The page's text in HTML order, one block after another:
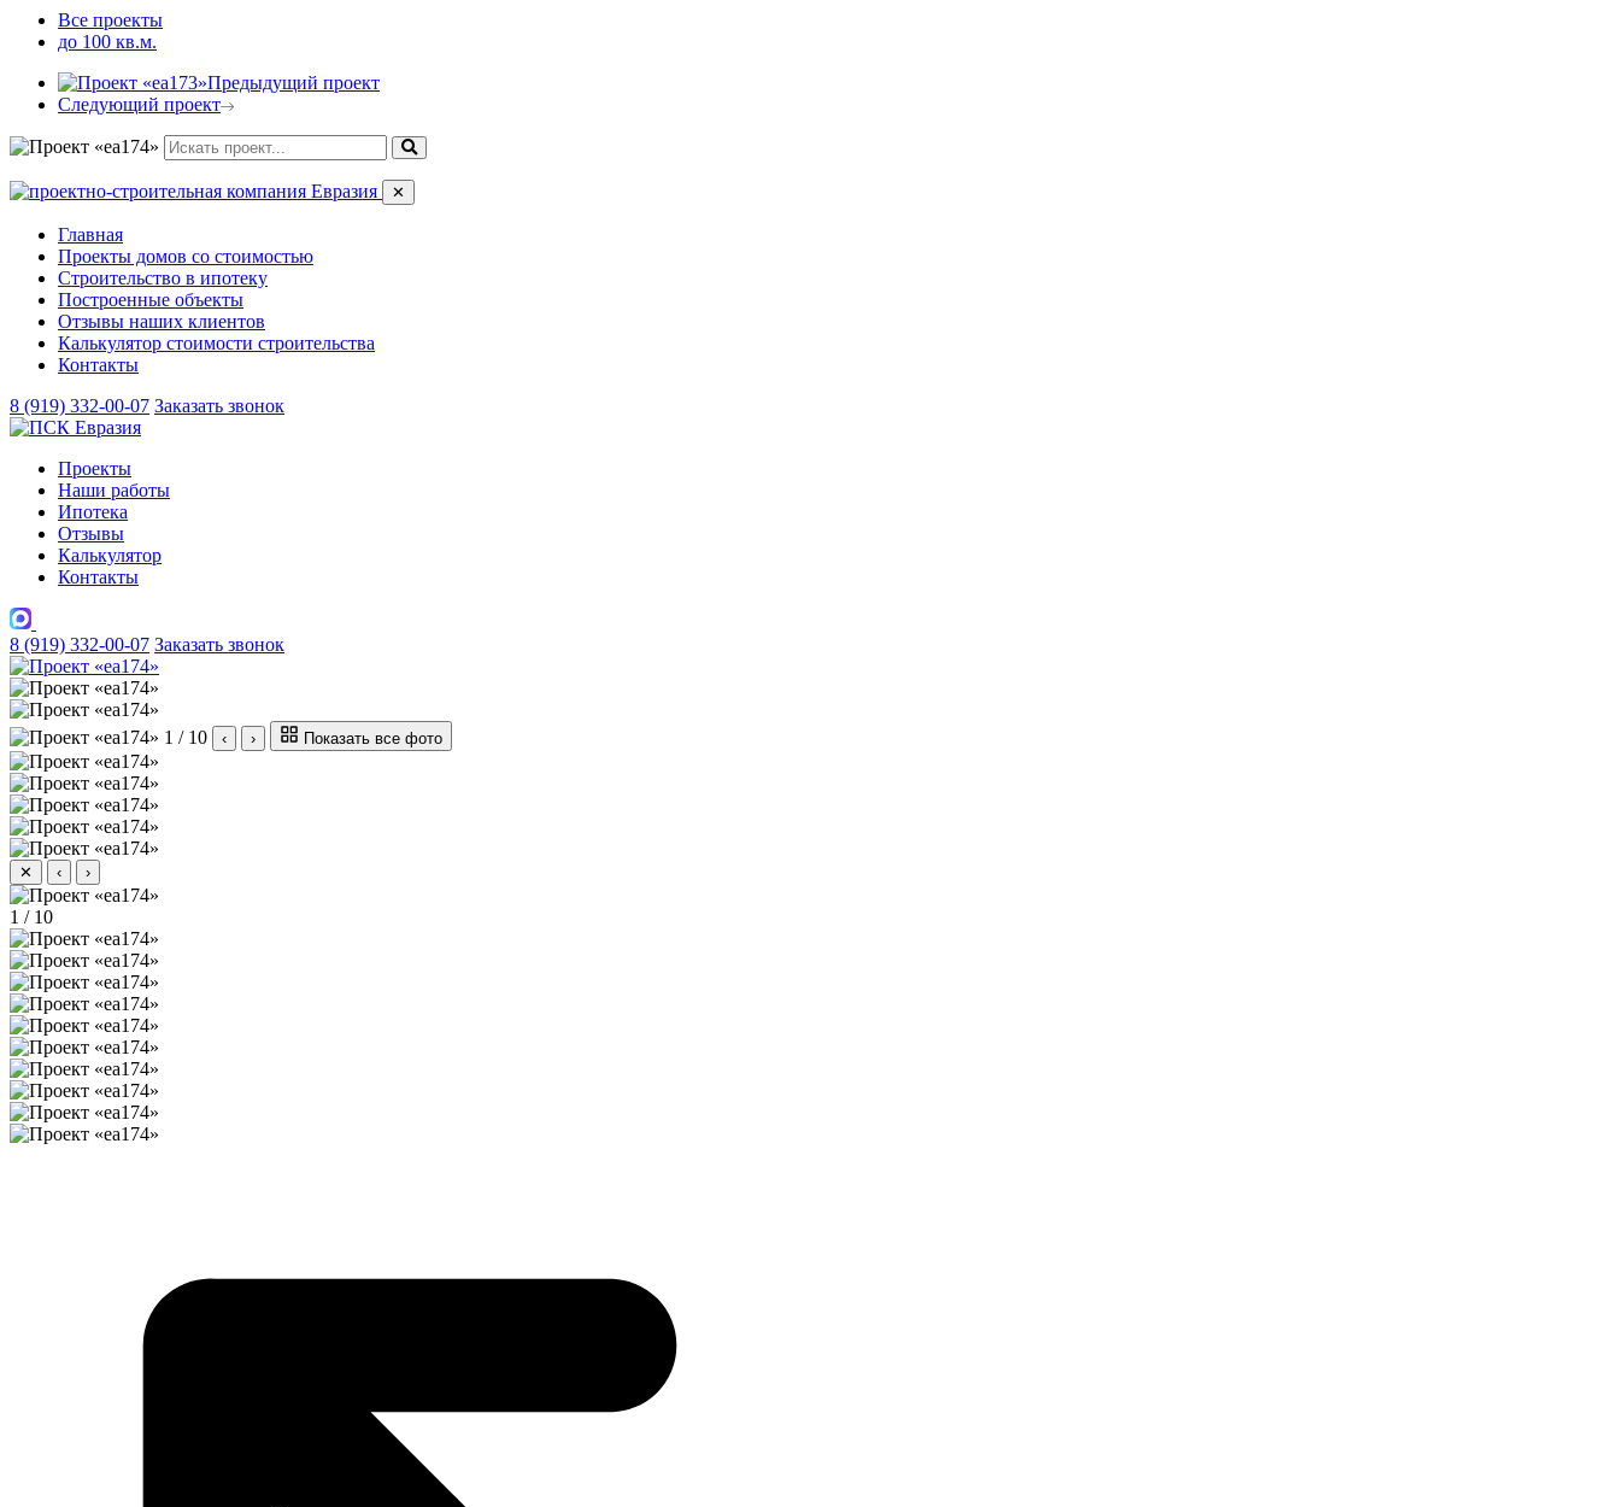
Все проекты
до 100 кв.м.
Предыдущий проект
Следующий проект
✕
Главная
Проекты домов со стоимостью
Строительство в ипотеку
Построенные объекты
Отзывы наших клиентов
Калькулятор стоимости строительства
Контакты
8 (919) 332-00-07 Заказать звонок
Проекты
Наши работы
Ипотека
Отзывы
Калькулятор
Контакты
8 (919) 332-00-07 Заказать звонок
1 / 10 ‹ › Показать все фото
✕ ‹ ›
1 / 10